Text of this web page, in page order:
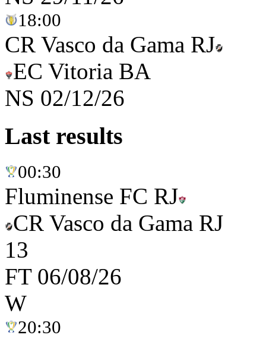
18:00
CR Vasco da Gama RJ
EC Vitoria BA
NS 02/12/26
Last results
00:30
Fluminense FC RJ
CR Vasco da Gama RJ
13
FT 06/08/26
W
20:30